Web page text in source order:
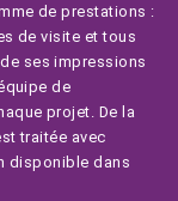
de prestations :
de visite et tous
ses impressions
de
projet. De la
traitée avec
disponible dans